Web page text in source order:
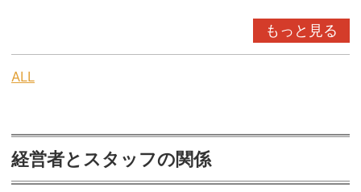
もっと見る
ALL
経営者とスタッフの関係